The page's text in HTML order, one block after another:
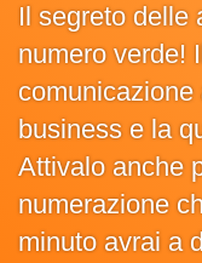
Il segreto delle
numero verde!
business e la
Attivalo anche
numerazione
minuto avrai a